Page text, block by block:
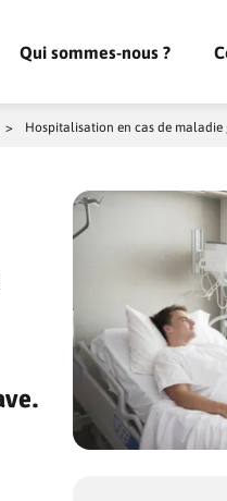
Qui sommes-nous ?
> Hospitalisation en cas de maladie